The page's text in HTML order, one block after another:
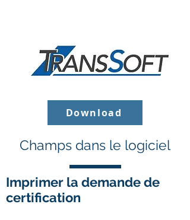
Download
Champs dans le logiciel
Imprimer la demande de
certification